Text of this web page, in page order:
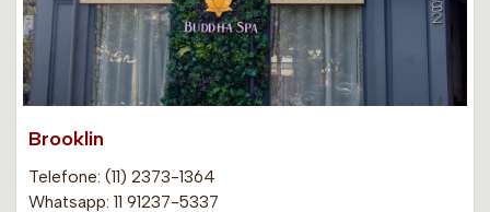
Brooklin
Telefone: (11) 2373-1364
Whatsapp: 11 91237-5337